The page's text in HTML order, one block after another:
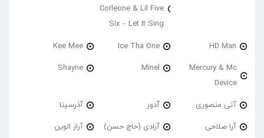
Corleone & Lil Five
Six – Let It Sing
HD Man
Ice Tha One
Kee Mee
Mercury & Mc
Device
Minel
Shayne
آتی منصوری آدور آذرسینا
آرا صلاحی آرادی (حاج حسن) آراز الوین